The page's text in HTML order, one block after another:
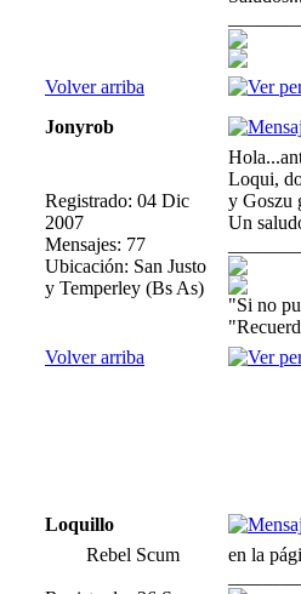
Volver arriba
Jonyrob
Registrado: 04 Dic
2007
Mensajes: 77
Ubicación: San Justo
y Temperley (Bs As)
Loqui,
y Goszu
Un
"Si no
Volver arriba
Loquillo
Rebel Scum
en la